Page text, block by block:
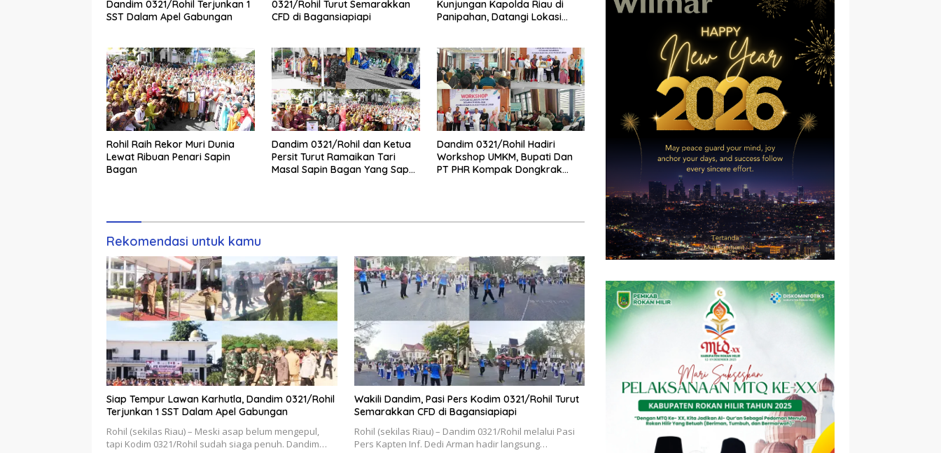
Dandim 0321/Rohil Terjunkan 1
SST Dalam Apel Gabungan
0321/Rohil Turut Semarakkan
CFD di Bagansiapiapi
Kunjungan Kapolda Riau di
Panipahan, Datangi Lokasi
Rohil Raih Rekor Muri Dunia
Lewat Ribuan Penari Sapin
Bagan
Dandim 0321/Rohil dan Ketua
Persit Turut Ramaikan Tari
Masal Sapin Bagan Yang Sapu
Dandim 0321/Rohil Hadiri
Workshop UMKM, Bupati Dan
PT PHR Kompak Dongkrak
Rekomendasi untuk kamu
Siap Tempur Lawan Karhutla, Dandim 0321/Rohil
Terjunkan 1 SST Dalam Apel Gabungan
Rohil (sekilas Riau) – Meski asap belum mengepul,
tapi Kodim 0321/Rohil sudah siaga penuh. Dandim…
Wakili Dandim, Pasi Pers Kodim 0321/Rohil Turut
Semarakkan CFD di Bagansiapiapi
Rohil (sekilas Riau) – Dandim 0321/Rohil melalui Pasi
Pers Kapten Inf. Dedi Arman hadir langsung…